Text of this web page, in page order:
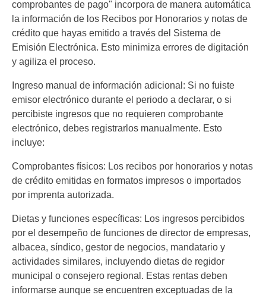
comprobantes de pago" incorpora de manera automática
la información de los Recibos por Honorarios y notas de
crédito que hayas emitido a través del Sistema de
Emisión Electrónica. Esto minimiza errores de digitación
y agiliza el proceso.
Ingreso manual de información adicional: Si no fuiste
emisor electrónico durante el periodo a declarar, o si
percibiste ingresos que no requieren comprobante
electrónico, debes registrarlos manualmente. Esto
incluye:
Comprobantes físicos: Los recibos por honorarios y notas
de crédito emitidas en formatos impresos o importados
por imprenta autorizada.
Dietas y funciones específicas: Los ingresos percibidos
por el desempeño de funciones de director de empresas,
albacea, síndico, gestor de negocios, mandatario y
actividades similares, incluyendo dietas de regidor
municipal o consejero regional. Estas rentas deben
informarse aunque se encuentren exceptuadas de la